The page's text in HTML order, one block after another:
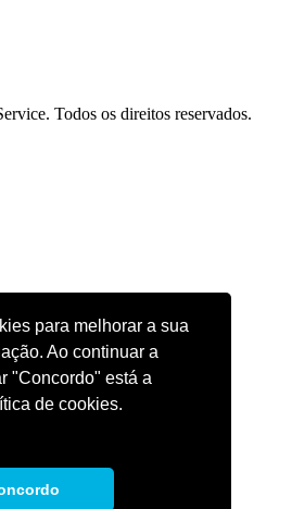
para melhorar a sua
Ao continuar a
"Concordo" está a
de cookies.
Todos os direitos reservados.